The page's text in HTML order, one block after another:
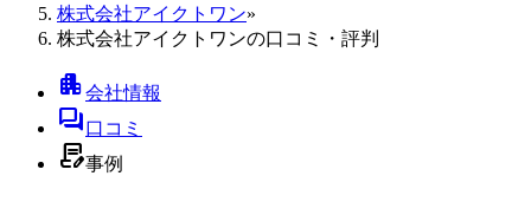
株式会社アイクトワン»
株式会社アイクトワンの口コミ・評判
apartment会社情報
forum口コミ
contract_edit事例